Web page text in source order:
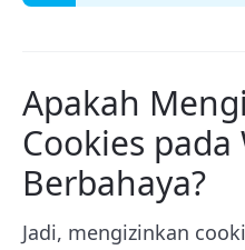
Apakah
Cookies
Berbahaya?
Jadi, mengizinkan